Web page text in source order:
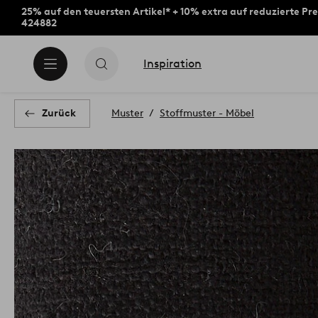
25% auf den teuersten Artikel* + 10% extra auf reduzierte
424882
Inspiration
Zurück Muster Stoffmuster - Möbel